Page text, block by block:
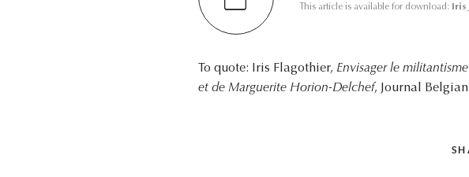
This article is available for download:
To quote: Iris Flagothier, Envisager le
et de Marguerite Horion-Delchef, Journal